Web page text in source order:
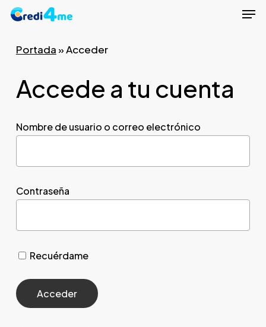
Skip
mainPortada»Acceder
Accede a tu cuenta
Nombre de usuario o correo electrónico
Contraseña
Recuérdame